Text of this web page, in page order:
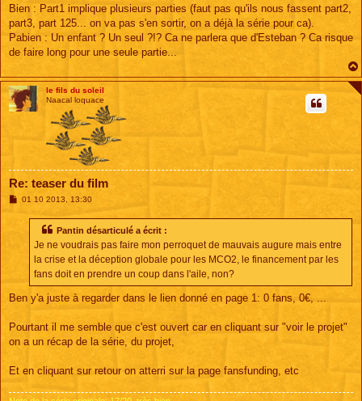
s
a
g
Bien : Part1 implique plusieurs parties (faut pas qu'ils nous fassent part2,
part3, part 125... on va pas s'en sortir, on a déjà la série pour ca).
Pabien : Un enfant ? Un seul ?!? Ca ne parlera que d'Esteban ? Ca risque
de faire long pour une seule partie...
le fils du soleil
Naacal loquace
Re: teaser du film
M01 10 2013, 13:30
Pantin désarticulé a écrit :
Je ne voudrais pas faire mon perroquet de mauvais augure mais entre
la crise et la déception globale pour les MCO2, le financement par les
fans doit en prendre un coup dans l'aile, non?
Ben y'a juste à regarder dans le lien donné en page 1: 0 fans, 0€, ...
Pourtant il me semble que c'est ouvert car en cliquant sur "voir le projet"
on a un récap de la série, du projet,
Et en cliquant sur retour on atterri sur la page fansfunding, etc